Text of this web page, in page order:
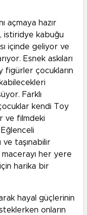
açmaya hazır
istiridye kabuğu
içinde geliyor ve
Esnek askıları
figürler çocukların
Farklı
kendi Toy
ve filmdeki
ve taşınabilir
macerayı her yere
harika bir
hayal güçlerinin
onların